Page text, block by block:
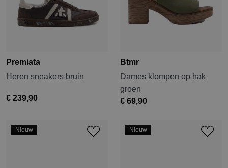
Premiata
Heren sneakers bruin
€ 239,90
Btmr
Dames klompen op hak
groen
€ 69,90
Nieuw Nieuw